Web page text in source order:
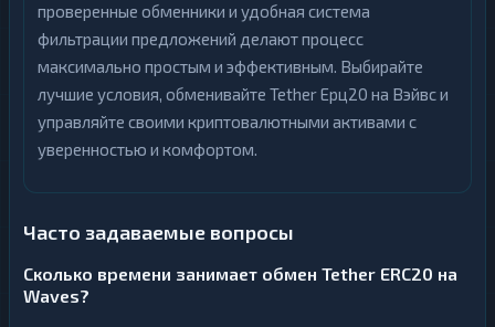
проверенные обменники и удобная система
фильтрации предложений делают процесс
максимально простым и эффективным. Выбирайте
лучшие условия, обменивайте Tether Ерц20 на Вэйвс и
управляйте своими криптовалютными активами с
уверенностью и комфортом.
Часто задаваемые вопросы
Сколько времени занимает обмен Tether ERC20 на
Waves?